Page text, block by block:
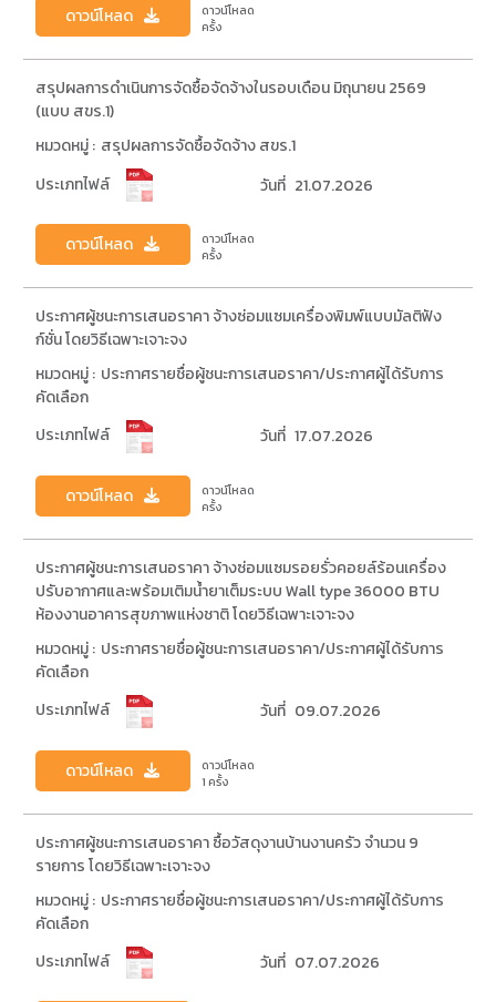
ดาวน์โหลด
ดาวน์โหลด
ครั้ง
สรุปผลการดำเนินการจัดซื้อจัดจ้างในรอบเดือน มิถุนายน 2569
(แบบ สขร.1)
หมวดหมู่ : สรุปผลการจัดซื้อจัดจ้าง สขร.1
ประเภทไฟล์
วันที่ 21.07.2026
ดาวน์โหลด
ดาวน์โหลด
ครั้ง
ประกาศผู้ชนะการเสนอราคา จ้างซ่อมแซมเครื่องพิมพ์แบบมัลติฟัง
ก์ชั่น โดยวิธีเฉพาะเจาะจง
หมวดหมู่ : ประกาศรายชื่อผู้ชนะการเสนอราคา/ประกาศผู้ได้รับการ
คัดเลือก
ประเภทไฟล์
วันที่ 17.07.2026
ดาวน์โหลด
ดาวน์โหลด
ครั้ง
ประกาศผู้ชนะการเสนอราคา จ้างซ่อมแซมรอยรั่วคอยล์ร้อนเครื่อง
ปรับอากาศและพร้อมเติมน้ำยาเต็มระบบ Wall type 36000 BTU
ห้องงานอาคารสุขภาพแห่งชาติ โดยวิธีเฉพาะเจาะจง
หมวดหมู่ : ประกาศรายชื่อผู้ชนะการเสนอราคา/ประกาศผู้ได้รับการ
คัดเลือก
ประเภทไฟล์
วันที่ 09.07.2026
ดาวน์โหลด
ดาวน์โหลด
1 ครั้ง
ประกาศผู้ชนะการเสนอราคา ซื้อวัสดุงานบ้านงานครัว จำนวน 9
รายการ โดยวิธีเฉพาะเจาะจง
หมวดหมู่ : ประกาศรายชื่อผู้ชนะการเสนอราคา/ประกาศผู้ได้รับการ
คัดเลือก
ประเภทไฟล์
วันที่ 07.07.2026